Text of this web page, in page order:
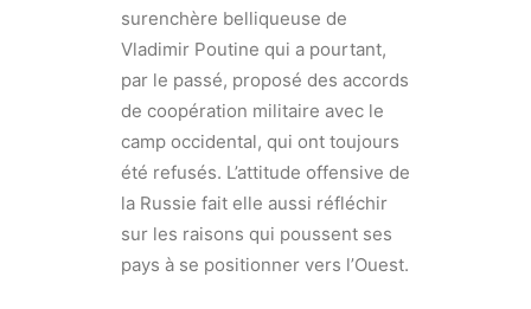
surenchère belliqueuse de
Vladimir Poutine qui a pourtant,
par le passé, proposé des accords
de coopération militaire avec le
camp occidental, qui ont toujours
été refusés. L’attitude offensive de
la Russie fait elle aussi réfléchir
sur les raisons qui poussent ses
pays à se positionner vers l’Ouest.